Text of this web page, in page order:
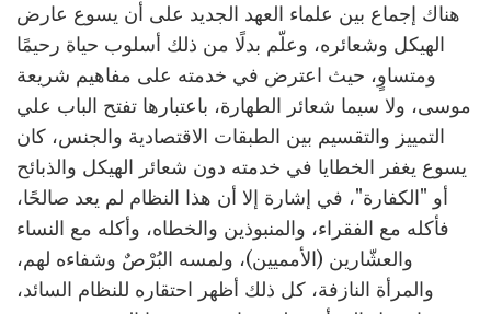
هناك إجماع بين علماء العهد الجديد على أن يسوع عارض
الهيكل وشعائره، وعلّم بدلًا من ذلك أسلوب حياة رحيمًا
ومتساوٍ، حيث اعترض في خدمته على مفاهيم شريعة
موسى، ولا سيما شعائر الطهارة، باعتبارها تفتح الباب علي
التمييز والتقسيم بين الطبقات الاقتصادية والجنس، كان
يسوع يغفر الخطايا في خدمته دون شعائر الهيكل والذبائح
أو "الكفارة"، في إشارة إلا أن هذا النظام لم يعد صالحًا،
فأكله مع الفقراء، والمنبوذين والخطاه، وأكله مع النساء
والعشّارين (الأمميين)، ولمسه البُرْصٌ وشفاءه لهم،
والمرأة النازفة، كل ذلك أظهر احتقاره للنظام السائد،